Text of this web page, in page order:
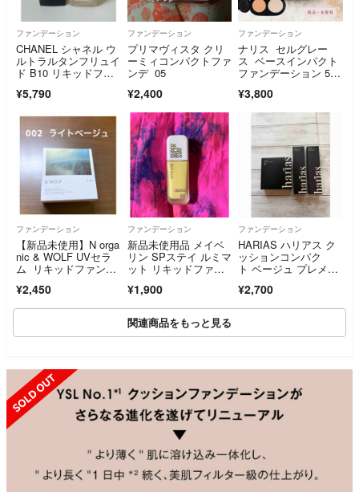
ファンデーション
CHANEL シャネル ウ
ルトラルタンフリュイ
ド B10 リキッドファ
¥5,790
ファンデーション
プリマヴィスタ クリ
ーミィコンパクトファ
ンデ 05
¥2,400
ファンデーション
ナリス セルグレー
ス ベースインパクト
ファンデーション 550
¥3,800
ファンデーション
【新品未使用】N orga
nic & WOLF UVセラ
ム リキッドファンデ
¥2,450
ファンデーション
新品未使用品 メイベ
リン SPステイ ルミマ
ット リキッドファン
¥1,900
ファンデーション
HARIAS ハリアス ク
ッションコンパク
ト ベージュ プレメイ
¥2,700
関連商品をもっと見る